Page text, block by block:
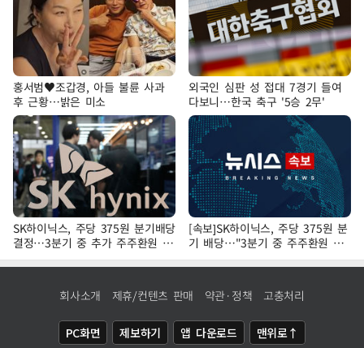
홍서범♥조갑경, 아들 불륜 사과
후 근황…밝은 미소
외국인 심판 성 접대 7경기 들여
다보니…한국 축구 '5승 2무'
SK하이닉스, 주당 375원 분기배당
결정…3분기 중 추가 주주환원 발
표
[속보]SK하이닉스, 주당 375원 분
기 배당…"3분기 중 주주환원 방
안 확정"
회사소개 제휴/컨텐츠 판매 약관·정책 고충처리
PC화면 제보하기 앱 다운로드 맨위로↑